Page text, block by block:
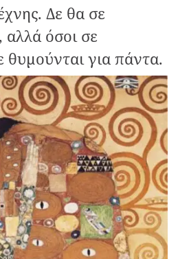
Δε θα σε
αλλά όσοι σε
για πάντα.